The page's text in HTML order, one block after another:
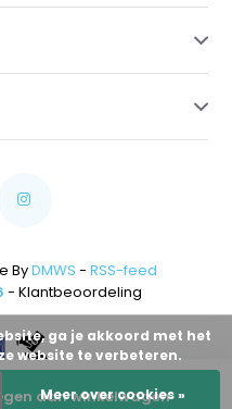
aan winkelwagen
ByDMWS - RSS-feed
- Klantbeoordeling
ga je akkoord met het
website te verbeteren.
Meer over cookies »